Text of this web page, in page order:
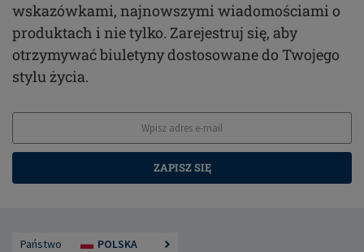
wskazówkami, najnowszymi wiadomościami o
produktach i nie tylko. Zarejestruj się, aby
otrzymywać biuletyny dostosowane do Twojego
stylu życia.
ZAPISZ SIĘ
Państwo POLSKA